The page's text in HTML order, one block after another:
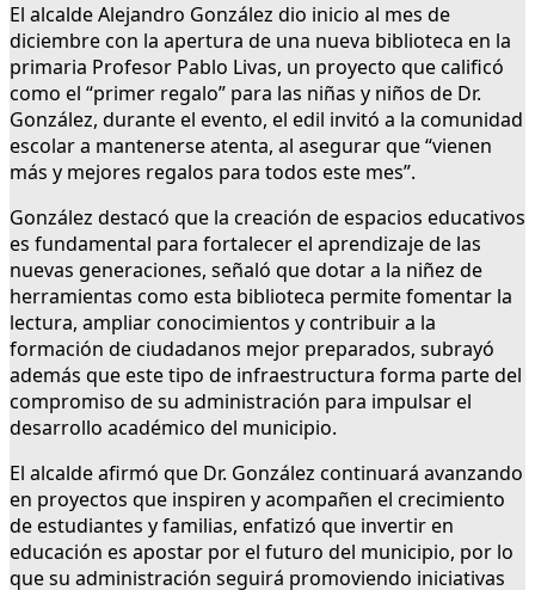
El alcalde Alejandro González dio inicio al mes de
diciembre con la apertura de una nueva biblioteca en la
primaria Profesor Pablo Livas, un proyecto que calificó
como el “primer regalo” para las niñas y niños de Dr.
González, durante el evento, el edil invitó a la comunidad
escolar a mantenerse atenta, al asegurar que “vienen
más y mejores regalos para todos este mes”.
González destacó que la creación de espacios educativos
es fundamental para fortalecer el aprendizaje de las
nuevas generaciones, señaló que dotar a la niñez de
herramientas como esta biblioteca permite fomentar la
lectura, ampliar conocimientos y contribuir a la
formación de ciudadanos mejor preparados, subrayó
además que este tipo de infraestructura forma parte del
compromiso de su administración para impulsar el
desarrollo académico del municipio.
El alcalde afirmó que Dr. González continuará avanzando
en proyectos que inspiren y acompañen el crecimiento
de estudiantes y familias, enfatizó que invertir en
educación es apostar por el futuro del municipio, por lo
que su administración seguirá promoviendo iniciativas